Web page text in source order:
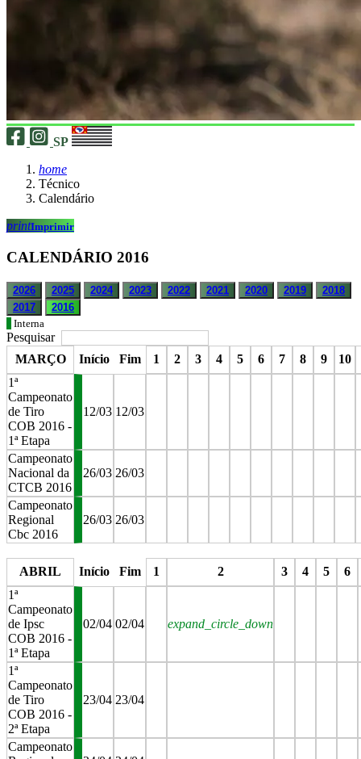
SP
home
Técnico
Calendário
printImprimir
CALENDÁRIO 2016
2026 2025 2024 2023 2022 2021 2020 2019
2018
2017
2016
Interna
Pesquisar
MARÇO
Início Fim 1 2 3 4 5 6 7 8 9 10
1ª
Campeonato
de Tiro
COB 2016 -
1ª Etapa
12/03 12/03
Campeonato
Nacional da
CTCB 2016
26/03 26/03
Campeonato
Regional
Cbc 2016
26/03 26/03
ABRIL
Início Fim 1 2 3 4 5
6
1ª
Campeonato
de Ipsc
COB 2016 -
1ª Etapa
02/04 02/04 expand_circle_down
1ª
Campeonato
de Tiro
COB 2016 -
2ª Etapa
23/04 23/04
Campeonato